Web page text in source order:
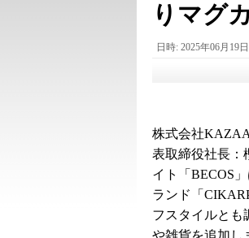
りマグ
日時: 2025年06月19
株式会社
表取締役社長：
イト「BECOS
ランド「
フスタイルとも
や雑貨を追加し